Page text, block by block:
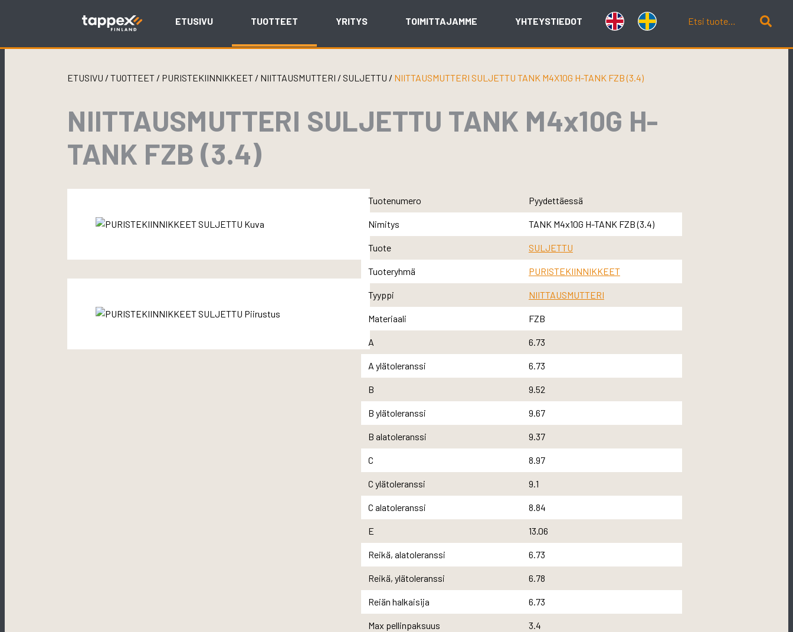
ETUSIVU TUOTTEET YRITYS TOIMITTAJAMME YHTEYSTIEDOT
ETUSIVU /TUOTTEET / PURISTEKIINNIKKEET / NIITTAUSMUTTERI / SULJETTU / NIITTAUSMUTTERI SULJETTU TANK M4X10G H-TANK FZB (3.4)
NIITTAUSMUTTERI SULJETTU TANK M4x10G H-
TANK FZB (3.4)
Tuotenumero Pyydettäessä
Nimitys TANK M4x10G H-TANK FZB (3.4)
Tuote SULJETTU
Tuoteryhmä PURISTEKIINNIKKEET
Tyyppi NIITTAUSMUTTERI
Materiaali FZB
A 6.73
A ylätoleranssi 6.73
B 9.52
B ylätoleranssi 9.67
B alatoleranssi 9.37
C 8.97
C ylätoleranssi 9.1
C alatoleranssi 8.84
E 13.06
Reikä, alatoleranssi 6.73
Reikä, ylätoleranssi 6.78
Reiän halkaisija 6.73
Max pellinpaksuus 3.4